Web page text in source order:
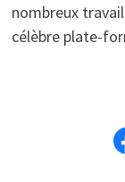
nombreux
célèbre plate-